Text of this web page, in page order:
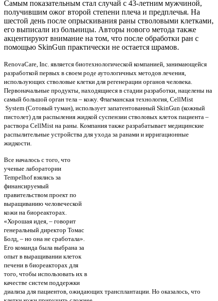
Самым показательным стал случай с 43-летним мужчиной,
получившим ожог второй степени плеча и предплечья. На
шестой день после опрыскивания раны стволовыми клетками,
его выписали из больницы. Авторы нового метода также
акцентируют внимание на том, что после обработки ран с
помощью SkinGun практически не остается шрамов.
RenovaCare, Inc. является биотехнологической компанией, занимающейся
разработкой первых в своем роде аутологичных методов лечения,
использующих стволовые клетки для регенерации органов человека.
Первоначальные продукты, находящиеся в стадии разработки, нацелены на
самый большой орган тела – кожу. Флагманская технология, CellMist
System (Сотовый туман), использует запатентованный SkinGun (кожный
пистолет) для распыления жидкой суспензии стволовых клеток пациента –
раствора CellMist на раны. Компания также разрабатывает медицинские
распылительные устройства для ухода за ранами и ирригационные
жидкости.
Все началось с того, что
ученые лаборатории
Tempelhof взялись за
финансируемый
правительством проект по
выращиванию человеческой
кожи на биореакторах.
«Хорошая идея, – говорит
генеральный директор Томас
Болд, – но она не сработала».
Его команда была выбрана за
опыт в выращивании клеток
печени в биореакторах для
того, чтобы использовать их в
качестве систем поддержки
диализа для пациентов, ожидающих трансплантации. Но оказалось, что